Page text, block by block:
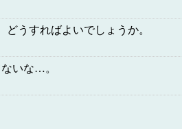
うすればよいでしょうか。
いな…。